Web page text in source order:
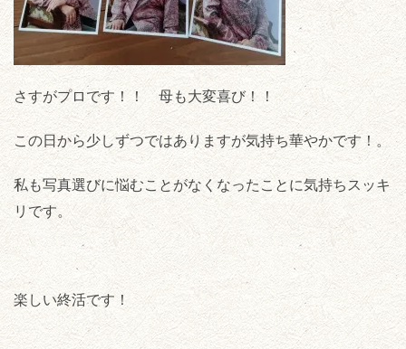
さすがプロです！！ 母も大変喜び！！
この日から少しずつではありますが気持ち華やかです！。
私も写真選びに悩むことがなくなったことに気持ちスッキ
リです。
楽しい終活です！